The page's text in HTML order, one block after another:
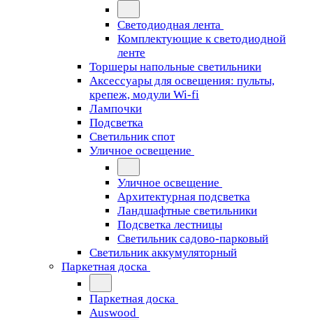
Светодиодная лента
Комплектующие к светодиодной
ленте
Торшеры напольные светильники
Аксессуары для освещения: пульты,
крепеж, модули Wi-fi
Лампочки
Подсветка
Светильник спот
Уличное освещение
Уличное освещение
Архитектурная подсветка
Ландшафтные светильники
Подсветка лестницы
Светильник садово-парковый
Светильник аккумуляторный
Паркетная доска
Паркетная доска
Auswood